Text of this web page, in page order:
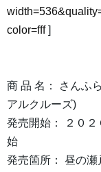
color=fff]
商 品 名： さんふ
アルクルーズ)
発売開始： ２０
始
発売箇所： 昼の